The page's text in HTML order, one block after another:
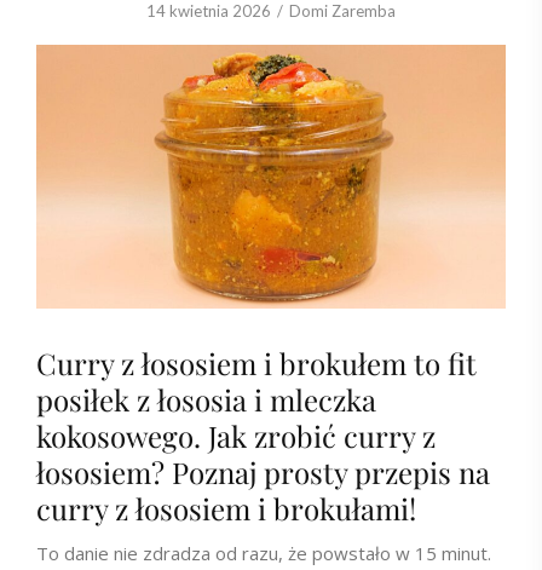
14 kwietnia 2026 Domi Zaremba
Curry z łososiem i brokułem to fit
posiłek z łososia i mleczka
kokosowego. Jak zrobić curry z
łososiem? Poznaj prosty przepis na
curry z łososiem i brokułami!
To danie nie zdradza od razu, że powstało w 15 minut.